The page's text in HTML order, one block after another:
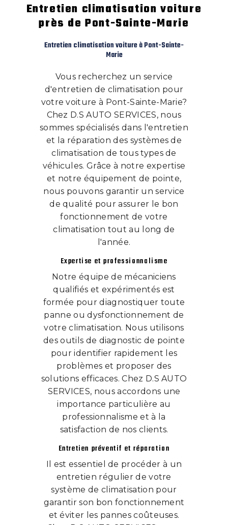
Entretien climatisation voiture
près de Pont-Sainte-Marie
Entretien climatisation voiture à Pont-Sainte-
Marie
Vous recherchez un service
d'entretien de climatisation pour
votre voiture à Pont-Sainte-Marie?
Chez D.S AUTO SERVICES, nous
sommes spécialisés dans l'entretien
et la réparation des systèmes de
climatisation de tous types de
véhicules. Grâce à notre expertise
et notre équipement de pointe,
nous pouvons garantir un service
de qualité pour assurer le bon
fonctionnement de votre
climatisation tout au long de
l'année.
Expertise et professionnalisme
Notre équipe de mécaniciens
qualifiés et expérimentés est
formée pour diagnostiquer toute
panne ou dysfonctionnement de
votre climatisation. Nous utilisons
des outils de diagnostic de pointe
pour identifier rapidement les
problèmes et proposer des
solutions efficaces. Chez D.S AUTO
SERVICES, nous accordons une
importance particulière au
professionnalisme et à la
satisfaction de nos clients.
Entretien préventif et réparation
Il est essentiel de procéder à un
entretien régulier de votre
système de climatisation pour
garantir son bon fonctionnement
et éviter les pannes coûteuses.